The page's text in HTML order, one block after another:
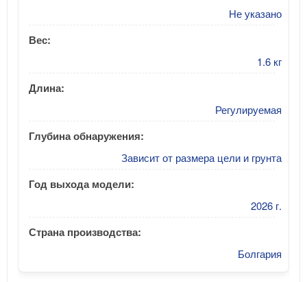
Не указано
Вес:
1.6 кг
Длина:
Регулируемая
Глубина обнаружения:
Зависит от размера цели и грунта
Год выхода модели:
2026 г.
Страна производства:
Болгария